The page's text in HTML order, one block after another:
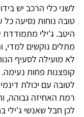
לשני כלי הרכב יש
טובה נוחות נסיעה
היטב. ג'ילי
מתלים נוקשים למדי,
לא מועילה לסעיף
קופצנות פחות
לטובה עם יכולת
רמת האחיזה גבוהה,
לכן חבל שאנשי ג'ילי